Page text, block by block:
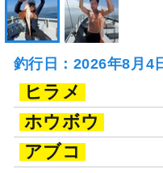
釣行日：2026年8月4
ヒラメ
ホウボウ
アブコ